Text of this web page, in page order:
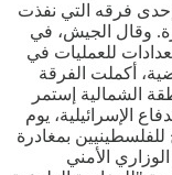
إحدى فرقه التي نفذت
وقال الجيش، في
الوضع، بدأت الفرقة 36 الإستعدادات للعمليات في
أكملت الفرقة
الشمالية إستمر
الإسرائيلية، يوم
بمغادرة
الأمني